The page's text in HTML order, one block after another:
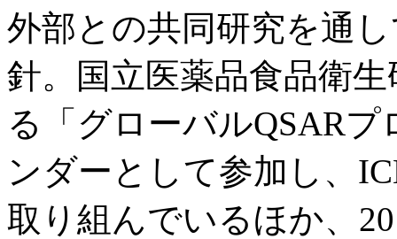
外部との共同研究を通
針。国立医薬品食品衛
る「グローバルQSAR
ンダーとして参加し、
取り組んでいるほか、